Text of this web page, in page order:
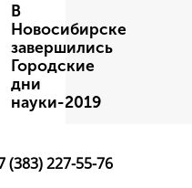
В
Новосибирске
завершились
Городские
дни
науки-2019
(383) 227-55-76